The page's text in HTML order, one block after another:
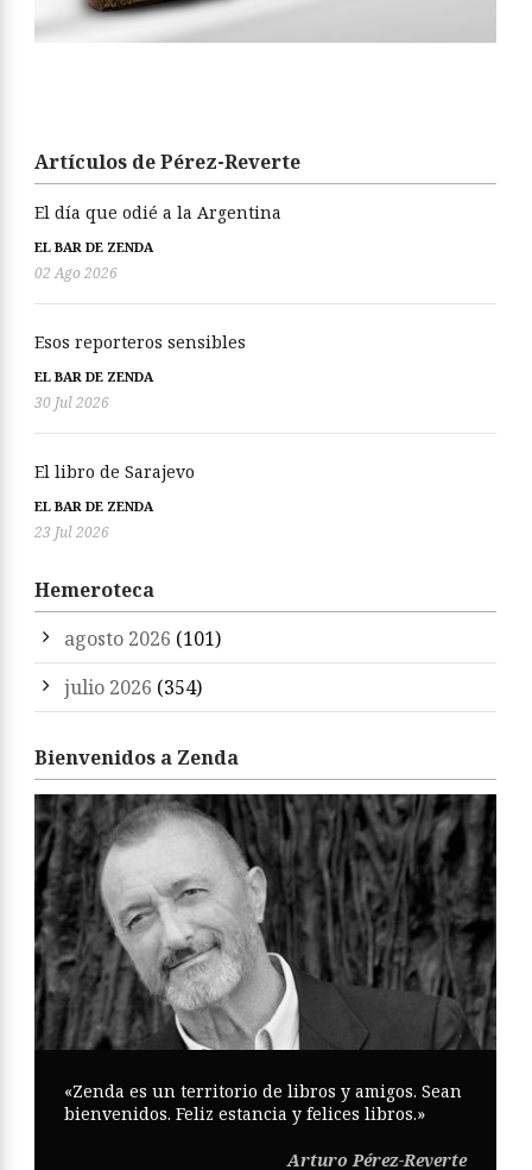
Artículos de Pérez-Reverte
El día que odié a la Argentina
EL BAR DE ZENDA
02 Ago 2026
Esos reporteros sensibles
EL BAR DE ZENDA
30 Jul 2026
El libro de Sarajevo
EL BAR DE ZENDA
23 Jul 2026
Hemeroteca
agosto 2026 (101)
julio 2026 (354)
Bienvenidos a Zenda
«Zenda es un territorio de libros y amigos. Sean
bienvenidos. Feliz estancia y felices libros.»
Arturo Pérez-Reverte